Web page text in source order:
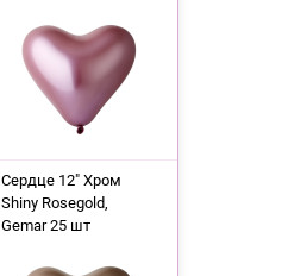
Сердце 12" Хром
Shiny Rosegold,
Gemar 25 шт